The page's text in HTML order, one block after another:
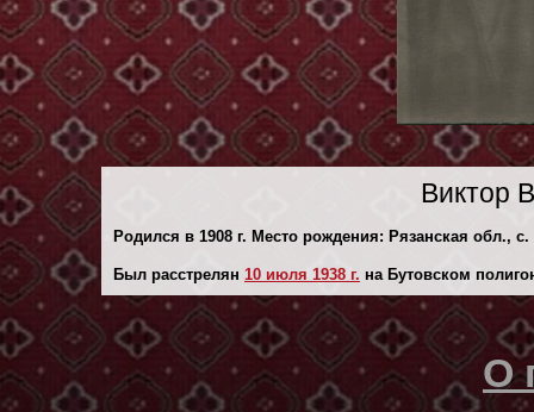
Виктор
Родился в 1908 г. Место рождения: Рязанская обл.,
Был расстрелян 10 июля 1938 г. на Бутовском
О